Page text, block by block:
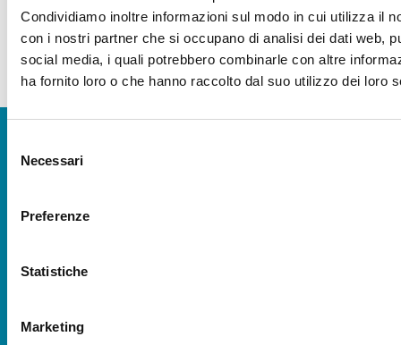
Condividiamo inoltre informazioni sul modo in cui utilizza il
con i nostri partner che si occupano di analisi dei dati web,
social media, i quali potrebbero combinarle con altre
ha fornito loro o che hanno raccolto dal suo utilizzo dei loro
delNecessari
Preferenze
Statistiche
Marketing